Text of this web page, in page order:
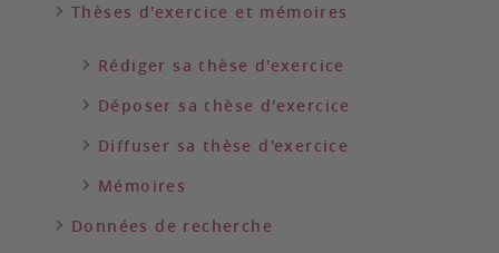
Thèses d'exercice et mémoires
Rédiger sa thèse d'exercice
Déposer sa thèse d'exercice
Diffuser sa thèse d'exercice
Mémoires
Données de recherche